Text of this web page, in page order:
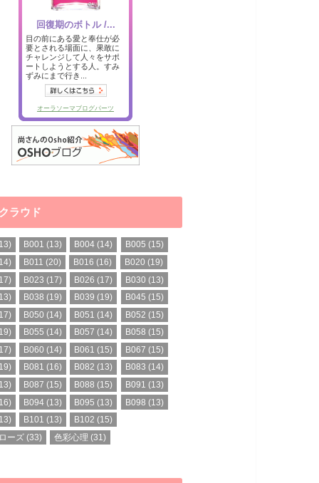
ラウド
B001 (13) B004 (14) B005 (15)
B011 (20) B016 (16) B020 (19)
B023 (17) B026 (17) B030 (13)
B038 (19) B039 (19) B045 (15)
B050 (14) B051 (14) B052 (15)
B055 (14) B057 (14) B058 (15)
B060 (14) B061 (15) B067 (15)
B081 (16) B082 (13) B083 (14)
B087 (15) B088 (15) B091 (13)
B094 (13) B095 (13) B098 (13)
B101 (13) B102 (15)
ーズ (33) 色彩心理 (31)